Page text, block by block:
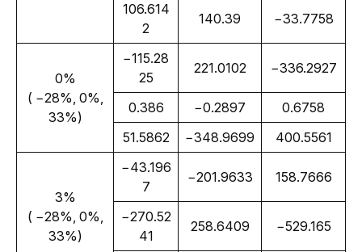
106.614
2
140.39 −33.7758
0%
33%)
−115.28
25
221.0102 −336.2927
0.386 −0.2897
0.6758
51.5862
−348.9699 400.5561
3%
33%)
−43.196
7
−201.9633 158.7666
−270.52
41
258.6409 −529.165